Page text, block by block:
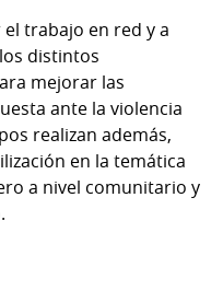
trabajo en red y a
distintos
mejorar las
ante la violencia
realizan además,
en la temática
a nivel comunitario y